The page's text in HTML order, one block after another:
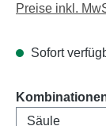
Preise inkl.
Sofort